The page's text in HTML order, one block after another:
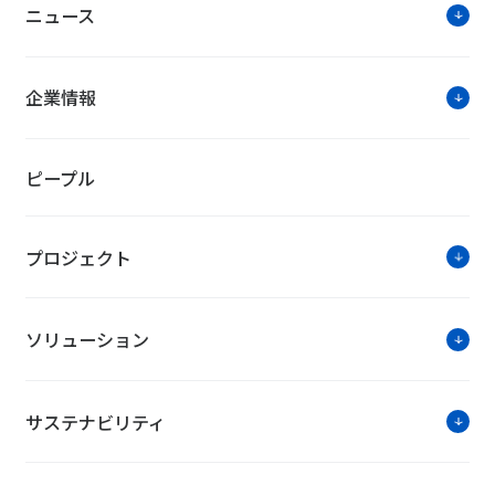
ニュース
企業情報
ピープル
プロジェクト
ソリューション
サステナビリティ